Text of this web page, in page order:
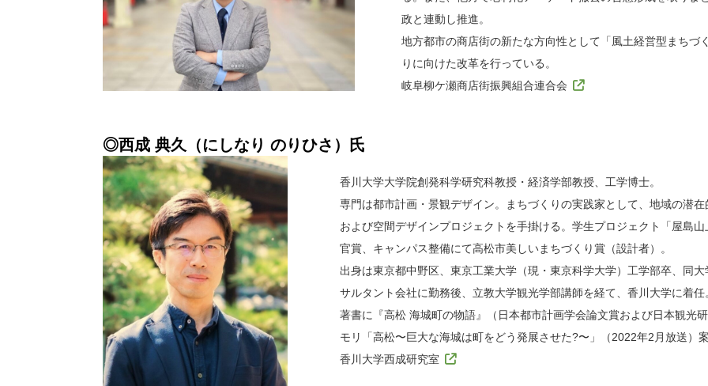
政と連動し推進。
地方都市の商店街の新たな方向性として「風土経営型まちづ
りに向けた改革を行っている。
岐阜柳ケ瀬商店街振興組合連合会
◎西成 典久（にしなり のりひさ）氏
香川大学大学院創発科学研究科教授・経済学部教授、工学博士。
専門は都市計画・景観デザイン。まちづくりの実践家として、地域の潜
および空間デザインプロジェクトを手掛ける。学生プロジェクト「屋島
官賞、キャンパス整備にて高松市美しいまちづくり賞（設計者）。
出身は東京都中野区、東京工業大学（現・東京科学大学）工学部卒、同
サルタント会社に勤務後、立教大学観光学部講師を経て、香川大学に着任
著書に『高松 海城町の物語』（日本都市計画学会論文賞および日本観光
モリ「高松〜巨大な海城は町をどう発展させた?〜」（2022年2月放送）
香川大学西成研究室